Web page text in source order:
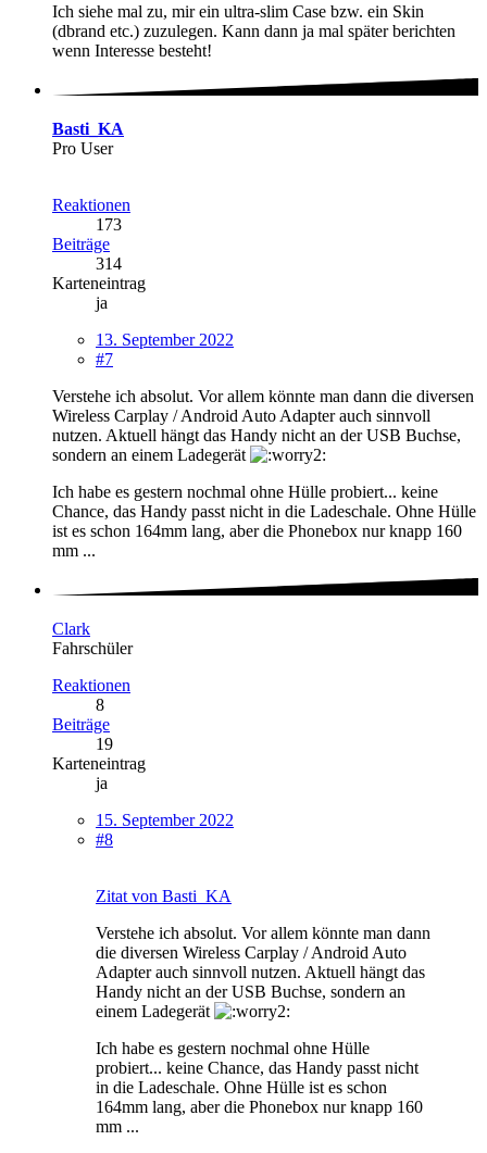
Ich siehe mal zu, mir ein ultra-slim Case bzw. ein Skin
(dbrand etc.) zuzulegen. Kann dann ja mal später berichten
wenn Interesse besteht!
Basti_KA
Pro User
Reaktionen
173
Beiträge
314
Karteneintrag
ja
13. September 2022
#7
Verstehe ich absolut. Vor allem könnte man dann die diversen
Wireless Carplay / Android Auto Adapter auch sinnvoll
nutzen. Aktuell hängt das Handy nicht an der USB Buchse,
sondern an einem Ladegerät
Ich habe es gestern nochmal ohne Hülle probiert... keine
Chance, das Handy passt nicht in die Ladeschale. Ohne Hülle
ist es schon 164mm lang, aber die Phonebox nur knapp 160
mm ...
Clark
Fahrschüler
Reaktionen
8
Beiträge
19
Karteneintrag
ja
15. September 2022
#8
Zitat von Basti_KA
Verstehe ich absolut. Vor allem könnte man dann
die diversen Wireless Carplay / Android Auto
Adapter auch sinnvoll nutzen. Aktuell hängt das
Handy nicht an der USB Buchse, sondern an
einem Ladegerät
Ich habe es gestern nochmal ohne Hülle
probiert... keine Chance, das Handy passt nicht
in die Ladeschale. Ohne Hülle ist es schon
164mm lang, aber die Phonebox nur knapp 160
mm ...